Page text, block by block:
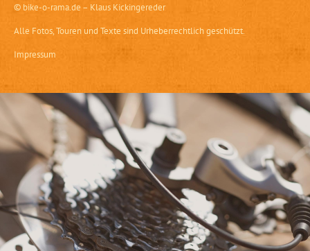
© bike-o-rama.de – Klaus Kickingereder
Alle Fotos, Touren und Texte sind Urheberrechtlich geschützt.
Impressum